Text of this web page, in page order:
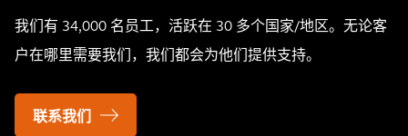
我们有 34,000 名员工，活跃在 30 多个国家/地区。无论客
户在哪里需要我们，我们都会为他们提供支持。
联系我们